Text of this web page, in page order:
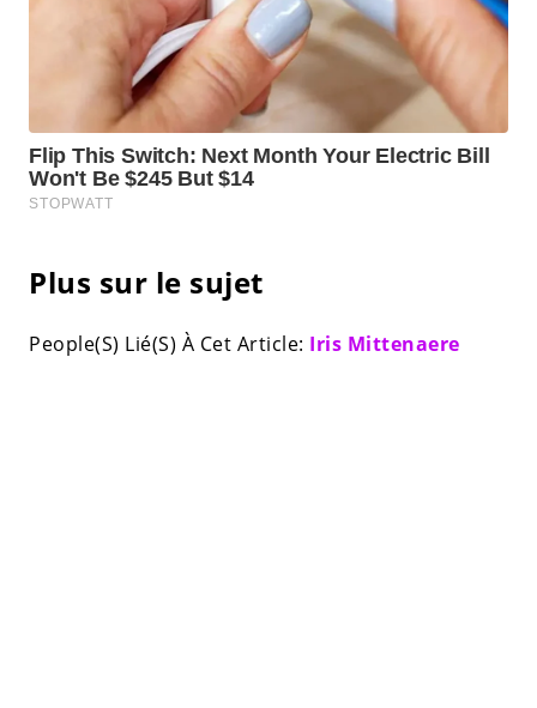
Plus sur le sujet
People(S) Lié(S) À Cet Article: Iris Mittenaere